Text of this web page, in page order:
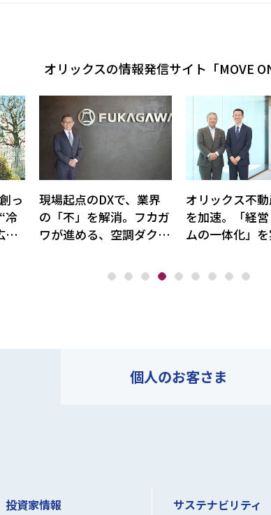
オリックスの情報発信サイト「MOVE
っ
冷
げ
現場起点のDXで、業界
の「不」を解消。フカガ
ワが進める、空調ダクト
オリックス不
を加速。「経
ムの一体化」
オーダーメイド
は
個人のお客さま
投資家情報 サステナビリティ